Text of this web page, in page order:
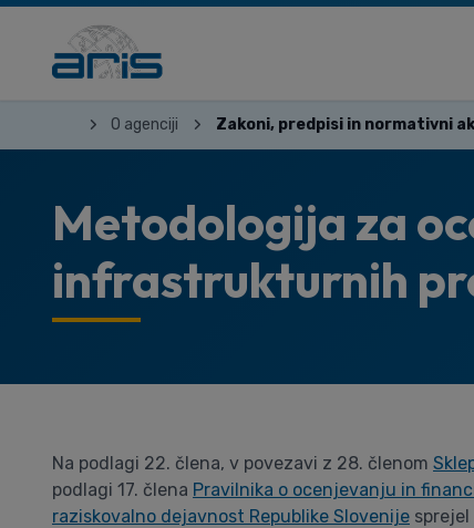
O agenciji Zakoni, predpisi in normativni
Metodologija za
infrastrukturnih
Na podlagi 22. člena, v povezavi z 28. členom
podlagi 17. člena Pravilnika o ocenjevanju in
raziskovalno dejavnost Republike Slovenije sprejel